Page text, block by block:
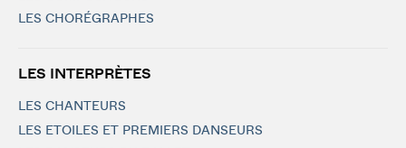
LES CHORÉGRAPHES
LES INTERPRÈTES
LES CHANTEURS
LES ETOILES ET PREMIERS DANSEURS